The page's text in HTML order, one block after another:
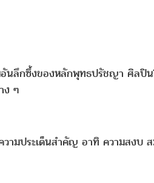
นลึกซึ้งของหลักพุทธปรัชญา ศิลปิน
ง ๆ
วามประเด็นสำคัญ อาทิ ความสงบ